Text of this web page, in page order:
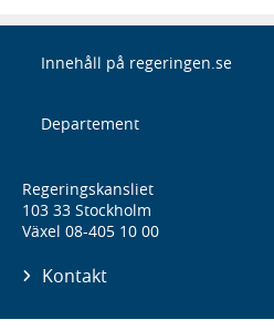
Innehåll på regeringen.se
Departement
Regeringskansliet
103 33 Stockholm
Växel 08-405 10 00
Kontakt